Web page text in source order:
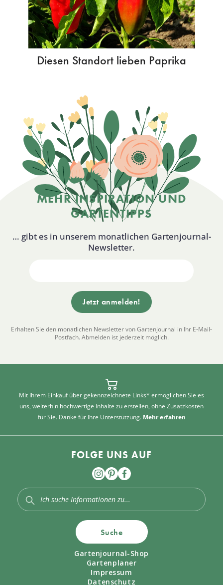
Diesen Standort lieben Paprika
MEHR INSPIRATION UND
GARTENTIPPS
… gibt es in unserem monatlichen Gartenjournal-
Newsletter.
Erhalten Sie den monatlichen Newsletter von Gartenjournal in Ihr E-Mail-
Postfach. Abmelden ist jederzeit möglich.
Mit Ihrem Einkauf über gekennzeichnete Links* ermöglichen Sie es
uns, weiterhin hochwertige Inhalte zu erstellen, ohne Zusatzkosten
für Sie. Danke für Ihre Unterstützung. Mehr erfahren
FOLGE UNS AUF
Suche
Gartenjournal-Shop
Gartenplaner
Impressum
Datenschutz